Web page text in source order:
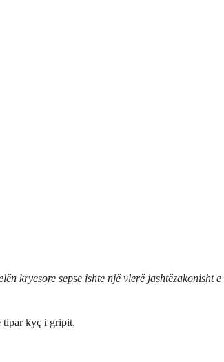
kryesore sepse ishte një vlerë jashtëzakonisht e
tipar kyç i gripit.